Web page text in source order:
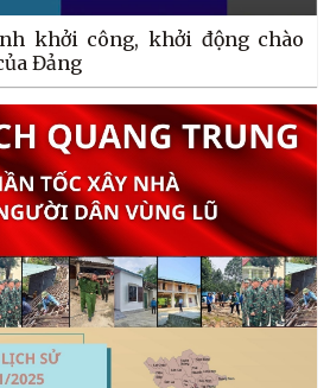
khởi công, khởi động chào
Đảng